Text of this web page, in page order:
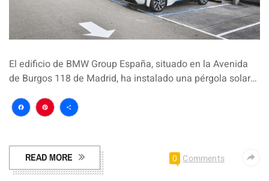
El edificio de BMW Group España, situado en la Avenida
de Burgos 118 de Madrid, ha instalado una pérgola solar…
Facebook
Pinterest
Compartir
READ MORE 0 Comments